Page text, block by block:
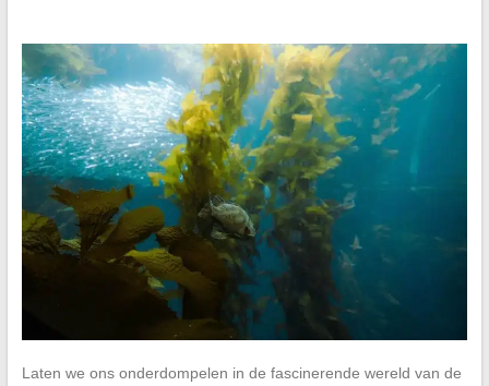
Laten we ons onderdompelen in de fascinerende wereld van de